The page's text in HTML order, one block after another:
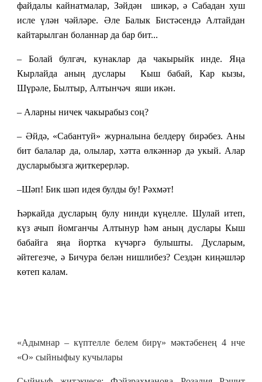
файдалы кайнатмалар, Зәйдән шикәр, ә Сабадан хуш
исле үлән чәйләре. Әле Балык Бистәсендә Алтайдан
кайтарылган боланнар да бар бит...
– Болай булгач, кунаклар да чакырыйк инде. Яңа
Кырлайда аның дуслары Кыш бабай, Кар кызы,
Шүрәле, Былтыр, Алтынчәч яши икән.
– Аларны ничек чакырабыз соң?
– Әйдә, «Сабантуй» журналына белдерү бирәбез. Аны
бит балалар да, олылар, хәтта өлкәннәр дә укый. Алар
дусларыбызга җиткерерләр.
–Шәп! Бик шәп идея булды бу! Рәхмәт!
Һәркайда дусларың булу нинди күңелле. Шулай итеп,
күз ачып йомганчы Алтынур һәм аның дуслары Кыш
бабайга яңа йортка күчәргә булышты. Дусларым,
әйтегезче, ә Бичура белән нишлибез? Сездән киңәшләр
көтеп калам.
«Адымнар – күптелле белем бирү» мәктәбенең 4 нче
«О» сыйныфыу кучылары